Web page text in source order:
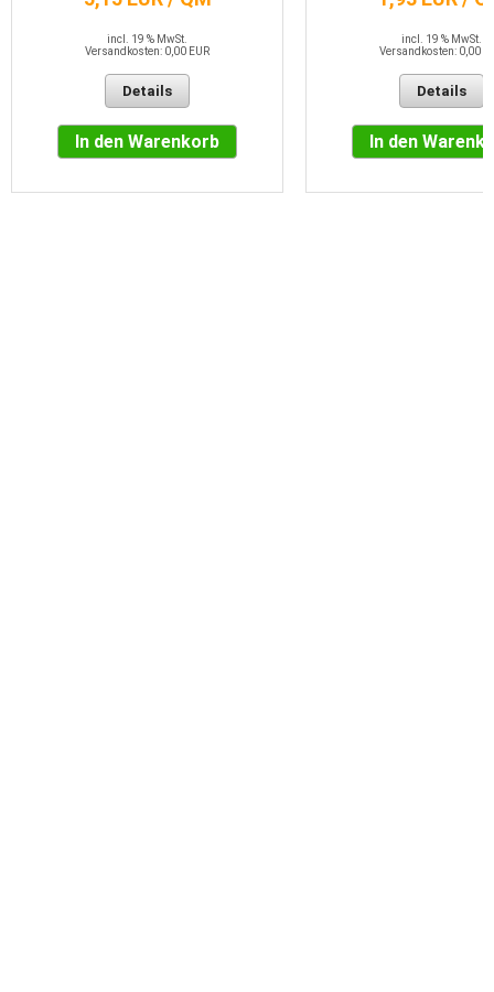
incl. 19 % MwSt.
Versandkosten: 0,00 EUR
Details
In den Warenkorb
incl. 19 % MwSt.
Versandkosten: 0,00
Details
In den